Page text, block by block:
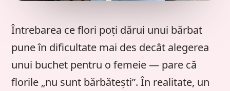
Întrebarea ce flori poți dărui unui bărbat
pune în dificultate mai des decât alegerea
unui buchet pentru o femeie — pare că
florile „nu sunt bărbătești”. În realitate, un